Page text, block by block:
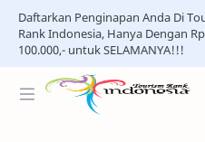
Daftarkan Penginapan Anda Di
Rank Indonesia, Hanya Dengan
100.000,- untuk SELAMANYA!!!